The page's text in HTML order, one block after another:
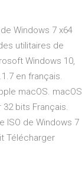
Windows 7 x64
utilitaires de
Windows 10,
en français.
macOS. macOS
bits Français.
ISO de Windows 7
Télécharger